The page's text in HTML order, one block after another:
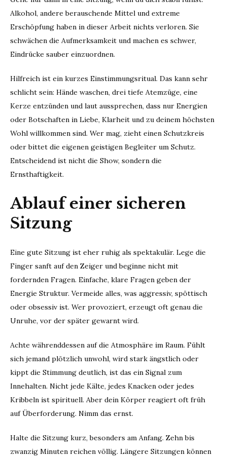
Alkohol, andere berauschende Mittel und extreme
Erschöpfung haben in dieser Arbeit nichts verloren. Sie
schwächen die Aufmerksamkeit und machen es schwer,
Eindrücke sauber einzuordnen.
Hilfreich ist ein kurzes Einstimmungsritual. Das kann sehr
schlicht sein: Hände waschen, drei tiefe Atemzüge, eine
Kerze entzünden und laut aussprechen, dass nur Energien
oder Botschaften in Liebe, Klarheit und zu deinem höchsten
Wohl willkommen sind. Wer mag, zieht einen Schutzkreis
oder bittet die eigenen geistigen Begleiter um Schutz.
Entscheidend ist nicht die Show, sondern die
Ernsthaftigkeit.
Ablauf einer sicheren
Sitzung
Eine gute Sitzung ist eher ruhig als spektakulär. Lege die
Finger sanft auf den Zeiger und beginne nicht mit
fordernden Fragen. Einfache, klare Fragen geben der
Energie Struktur. Vermeide alles, was aggressiv, spöttisch
oder obsessiv ist. Wer provoziert, erzeugt oft genau die
Unruhe, vor der später gewarnt wird.
Achte währenddessen auf die Atmosphäre im Raum. Fühlt
sich jemand plötzlich unwohl, wird stark ängstlich oder
kippt die Stimmung deutlich, ist das ein Signal zum
Innehalten. Nicht jede Kälte, jedes Knacken oder jedes
Kribbeln ist spirituell. Aber dein Körper reagiert oft früh
auf Überforderung. Nimm das ernst.
Halte die Sitzung kurz, besonders am Anfang. Zehn bis
zwanzig Minuten reichen völlig. Längere Sitzungen können